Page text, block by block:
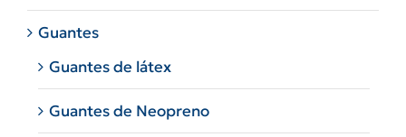
Guantes
Guantes de látex
Guantes de Neopreno